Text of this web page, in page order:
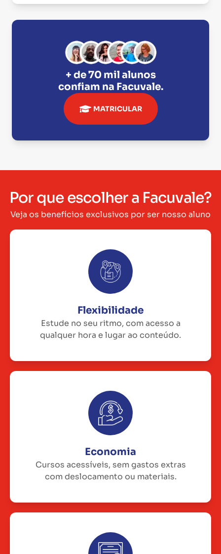
+ de 70 mil alunos
confiam na Facuvale.
MATRICULAR
Por que escolher a Facuvale?
Veja os benefícios exclusivos por ser nosso aluno
Flexibilidade
Estude no seu ritmo, com acesso a
qualquer hora e lugar ao conteúdo.
Economia
Cursos acessíveis, sem gastos extras
com deslocamento ou materiais.